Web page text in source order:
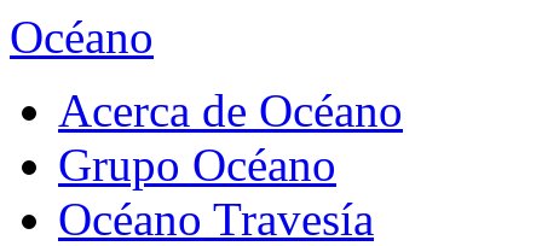
Océano
Acerca de Océano
Grupo Océano
Océano Travesía